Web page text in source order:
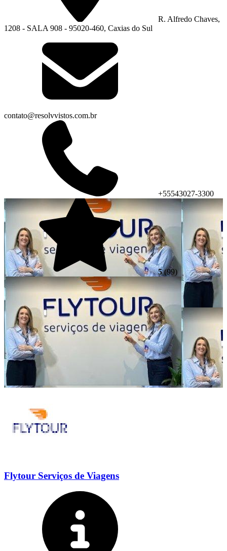
R. Alfredo Chaves,
1208 - SALA 908 - 95020-460, Caxias do Sul
contato@resolvvistos.com.br
+55543027-3300
5(99)
Flytour Serviços de Viagens